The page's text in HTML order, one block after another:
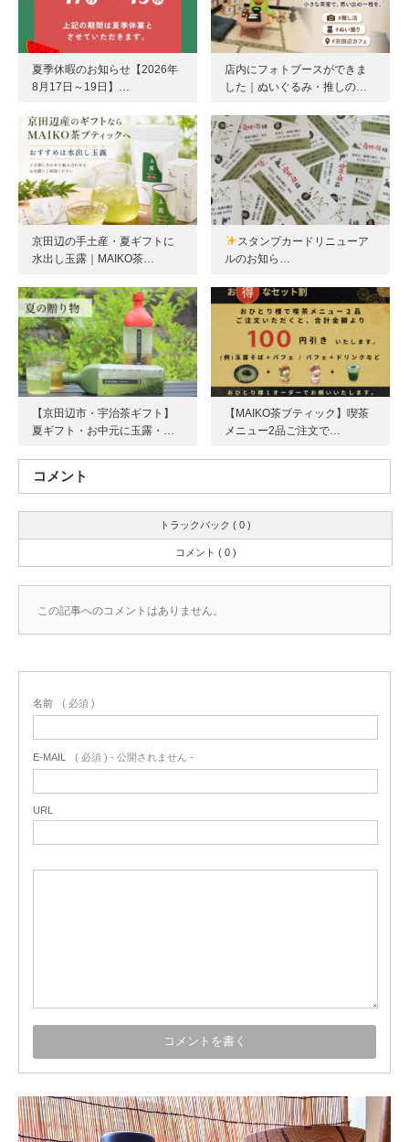
夏季休暇のお知らせ【2026年
8月17日～19日】…
店内にフォトブースができま
した｜ぬいぐるみ・推しの…
京田辺の手土産・夏ギフトに
水出し玉露｜MAIKO茶…
スタンプカードリニューア
ルのお知ら…
【京田辺市・宇治茶ギフト】
夏ギフト・お中元に玉露・…
【MAIKO茶ブティック】喫茶
メニュー2品ご注文で…
コメント
トラックバック ( 0 )
コメント ( 0 )
この記事へのコメントはありません。
名前 ( 必須 )
E-MAIL ( 必須 ) - 公開されません -
URL